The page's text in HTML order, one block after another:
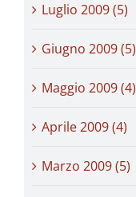
Luglio 2009 (5)
Giugno 2009 (5)
Maggio 2009 (4)
Aprile 2009 (4)
Marzo 2009 (5)